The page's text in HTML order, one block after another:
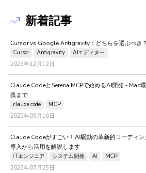
新着記事
Cursor vs Google Antigravity：どちらを選ぶべき？
Cursor Antigravity AIエディター
2025年12月12日
Claude CodeとSerena MCPで始めるAI開発 - Mac
践まで
claude code MCP
2025年09月10日
Claude Codeがすごい！AI駆動の革新的コーディ
導入から活用を解説します
ITエンジニア システム開発 AI MCP
2025年07月25日